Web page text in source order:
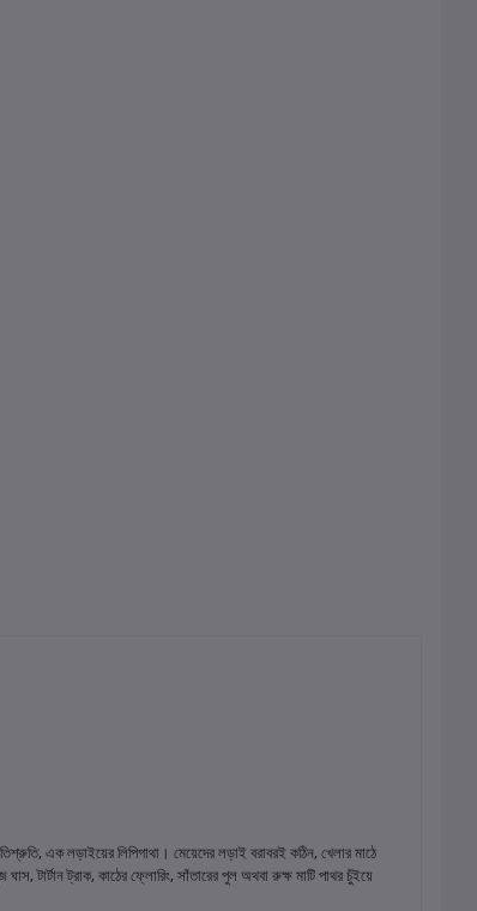
এক লড়াইয়ের লিপিগাথা। মেয়েদের লড়াই বরাবরই কঠিন, খেলার মাঠে
ট্রাক, কাঠের ফ্লোরিং, সাঁতারের পুল অথবা রুক্ষ মাটি পাথর চুঁইয়ে